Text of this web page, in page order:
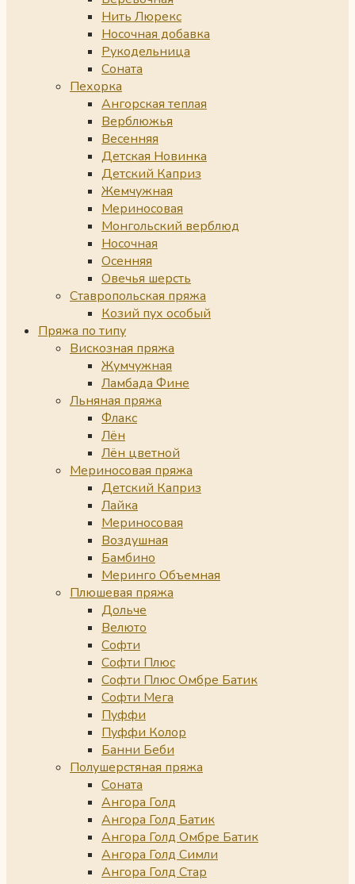
Нить Люрекс
Носочная добавка
Рукодельница
Соната
Пехорка
Ангорская теплая
Верблюжья
Весенняя
Детская Новинка
Детский Каприз
Жемчужная
Мериносовая
Монгольский верблюд
Носочная
Осенняя
Овечья шерсть
Ставропольская пряжа
Козий пух особый
Пряжа по типу
Вискозная пряжа
Жумчужная
Ламбада Фине
Льняная пряжа
Флакс
Лён
Лён цветной
Мериносовая пряжа
Детский Каприз
Лайка
Мериносовая
Воздушная
Бамбино
Меринго Объемная
Плюшевая пряжа
Дольче
Велюто
Софти
Софти Плюс
Софти Плюс Омбре Батик
Софти Мега
Пуффи
Пуффи Колор
Банни Беби
Полушерстяная пряжа
Соната
Ангора Голд
Ангора Голд Батик
Ангора Голд Омбре Батик
Ангора Голд Симли
Ангора Голд Стар